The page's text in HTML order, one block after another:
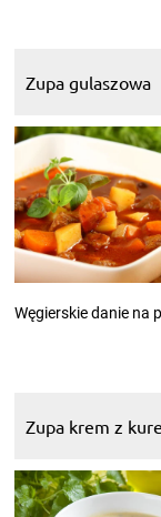
Zupa gulaszowa
Węgierskie danie na
Zupa krem z